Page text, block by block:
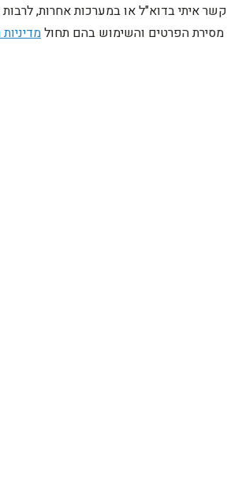
בדוא"ל או במערכות אחרות, לרבות
הפרטים והשימוש בהם תחול